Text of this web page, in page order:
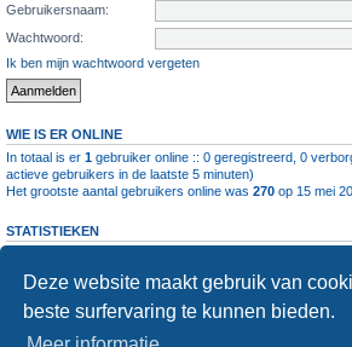
Deze website maakt gebruik van
beste surfervaring te kunnen bieden.
Gebruikersnaam:
Wachtwoord:
Ik ben mijn wachtwoord vergeten
WIE IS ER ONLINE
In totaal is er 1 gebruiker online :: 0 geregistreerd, 0
actieve gebruikers in de laatste 5 minuten)
Het grootste aantal gebruikers online was 270 op 15 mei
STATISTIEKEN
Forumoverzicht Verwijder
Contact
KAA Gent kan nooit aansprakelijk worden gesteld voor